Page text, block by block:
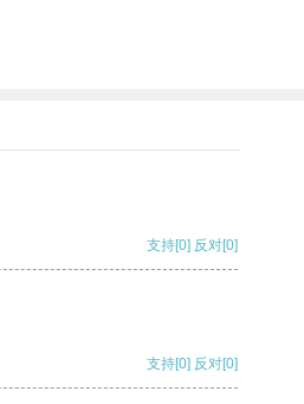
支持[0] 反对[0]
支持[0] 反对[0]